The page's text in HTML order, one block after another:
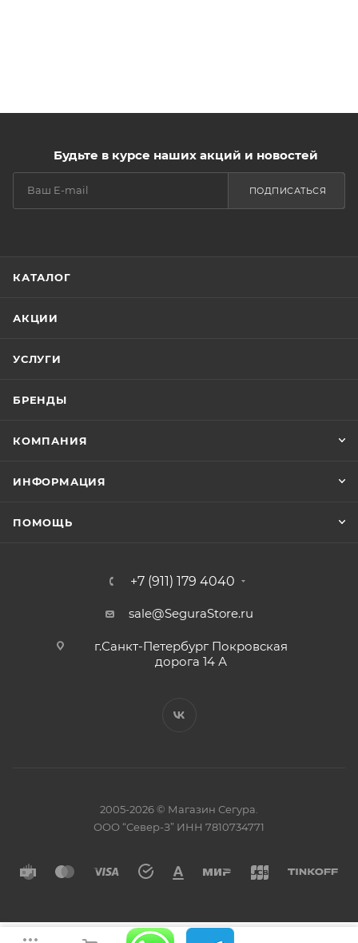
Будьте в курсе наших акций и новостей
ПОДПИСАТЬСЯ
КАТАЛОГ
АКЦИИ
УСЛУГИ
БРЕНДЫ
КОМПАНИЯ
ИНФОРМАЦИЯ
ПОМОЩЬ
+7 (911) 179 4040
sale@SeguraStore.ru
г.Санкт-Петербург Покровская
дорога 14 А
2005-2026 © Магазин Сегура.
ООО “Север-З” ИНН 7810734771